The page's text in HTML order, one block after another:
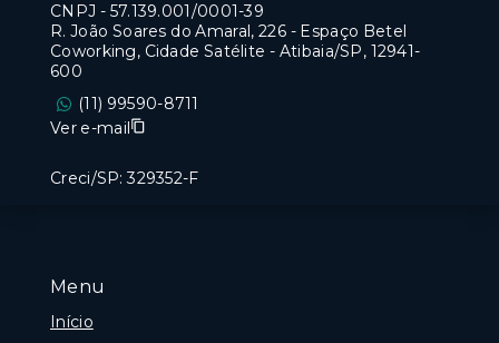
Menu
Início
CNPJ - 57.139.001/0001-39
R. João Soares do Amaral, 226 - Espaço Betel
Coworking, Cidade Satélite - Atibaia/SP, 12941-
600
(11) 99590-8711
Ver e-mail
Creci/SP: 329352-F